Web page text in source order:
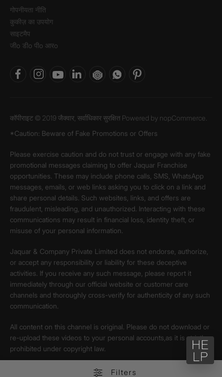
Filters
गोपनीयता नीति
कुकीज़ का उपयोग
साइटमैप
जीo डीo पीo आरo
कॉपीराइट © 2019 जैक्वार, सर्वाधिकार सुरक्षित Powered by nopCommerce.
*Caution: Beware of Fake Promotions or Offers
Please exercise caution and do not trust or engage with any fake
promotional messages claiming to offer Jaquar Franchise
opportunities. These may include phone calls, SMS, WhatsApp
messages, emails, or web links asking you to click on a link and
share personal details. Such websites, links, and offers are
fraudulent, misleading, and unauthorized. Interacting with these
communications may result in financial loss, identity theft, or
misuse of your personal information.
Jaquar & Company Private Limited does not endorse, authorize,
or accept any responsibility or liability for these deceptive
activities. If you receive any such message, please report it
immediately through our official website or customer care
channels and thoroughly cross-verify for authenticity of any such
communication.
All content on this channel is original. Please do not download or
re-upload these videos to your personal accounts,as it is strictly
prohibited under copyright law.